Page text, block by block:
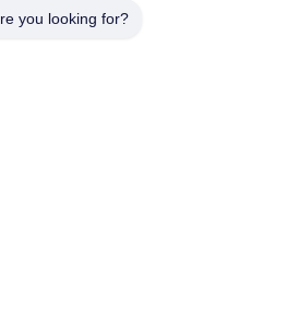
Edificio A, Sala #607,
you looking for?